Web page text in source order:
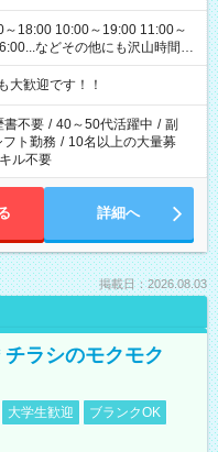
18:00 10:00～19:00 11:00～
さい！
大歓迎です！！
書不要 / 40～50代活躍中 / 副
フト勤務 / 10名以上の大量募
ル不要
詳細へ
掲載日：2026.08.03
チラシのモクモク
大学生歓迎
ブランクOK